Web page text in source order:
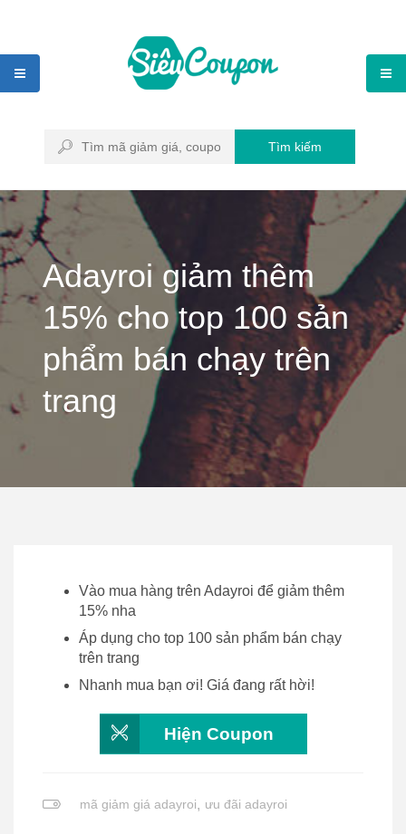
Tìm kiếm
Adayroi giảm thêm
15% cho top 100 sản
phẩm bán chạy trên
trang
Vào mua hàng trên Adayroi để giảm thêm
15% nha
Áp dụng cho top 100 sản phẩm bán chạy
trên trang
Nhanh mua bạn ơi! Giá đang rất hời!
Hiện Coupon
mã giảm giá adayroi, ưu đãi adayroi